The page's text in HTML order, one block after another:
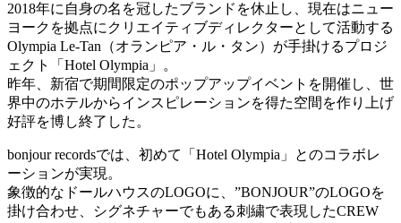
2018年に自身の名を冠したブランドを休止し、現在はニュー
ヨークを拠点にクリエイティブディレクターとして活動する
Olympia Le-Tan（オランピア・ル・タン）が手掛けるプロジ
ェクト「Hotel Olympia」。
昨年、新宿で期間限定のポップアップイベントを開催し、世
界中のホテルからインスピレーションを得た空間を作り上げ
好評を博し終了した。
bonjour recordsでは、初めて「Hotel Olympia」とのコラボレ
ーションが実現。
象徴的なドールハウスのLOGOに、”BONJOUR”のLOGOを
掛け合わせ、シグネチャーでもある刺繍で表現したCREW